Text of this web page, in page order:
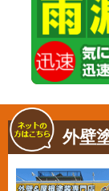
外壁